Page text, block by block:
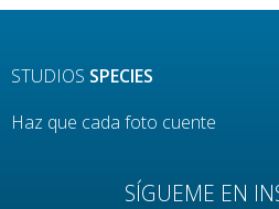
STUDIOS SPECIES
Haz que cada foto cuente
SÍGUEME EN